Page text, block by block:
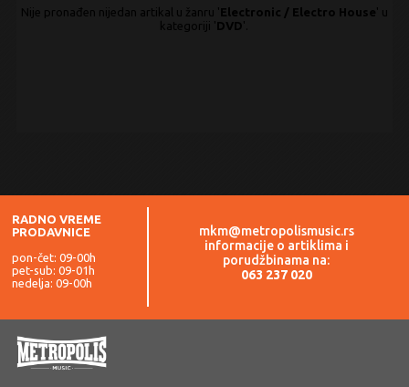
Nije pronađen nijedan artikal u žanru 'Electronic / Electro House' u
kategoriji 'DVD'.
RADNO VREME
PRODAVNICE
pon-čet: 09-00h
pet-sub: 09-01h
nedelja: 09-00h
mkm@metropolismusic.rs
informacije o artiklima i
porudžbinama na:
063 237 020